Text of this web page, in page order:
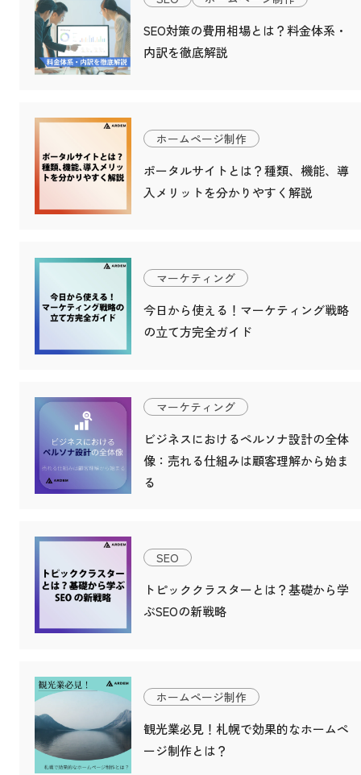
SEO対策の費用相場とは？料金体系・
内訳を徹底解説
ホームページ制作
ポータルサイトとは？種類、機能、導
入メリットを分かりやすく解説
マーケティング
今日から使える！マーケティング戦略
の立て方完全ガイド
マーケティング
ビジネスにおけるペルソナ設計の全体
像：売れる仕組みは顧客理解から始ま
る
SEO
トピッククラスターとは？基礎から学
ぶSEOの新戦略
ホームページ制作
観光業必見！札幌で効果的なホームペ
ージ制作とは？